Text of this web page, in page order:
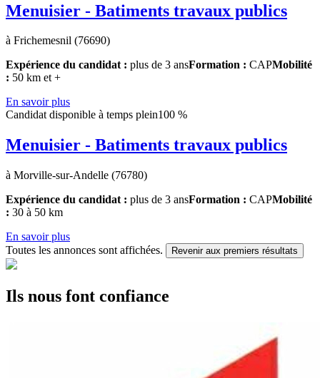
Menuisier - Batiments travaux publics
à Frichemesnil (76690)
Expérience du candidat : plus de 3 ansFormation : CAPMobilité
: 50 km et +
En savoir plus
Candidat disponible à temps plein100 %
Menuisier - Batiments travaux publics
à Morville-sur-Andelle (76780)
Expérience du candidat : plus de 3 ansFormation : CAPMobilité
: 30 à 50 km
En savoir plus
Toutes les annonces sont affichées.
Revenir aux premiers résultats
Ils nous font confiance